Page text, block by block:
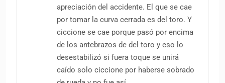
apreciación del accidente. El que se cae
por tomar la curva cerrada es del toro. Y
ciccione se cae porque pasó por encima
de los antebrazos de del toro y eso lo
desestabilizó si fuera toque se unirá
caído solo ciccione por haberse sobrado